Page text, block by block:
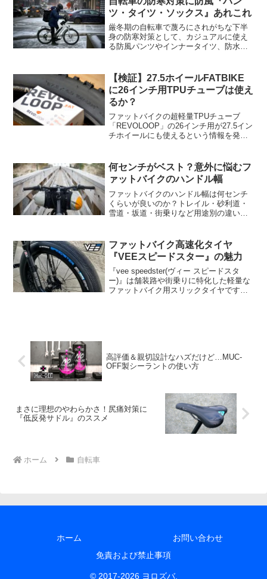
ツ・タイツ・ソックス』あれこれ
厳冬期の自転車で蔑ろにされがちな下半
身の防寒対策として、カジュアルに使え
る防風パンツやインナータイツ、防水性
【検証】27.5ホイールFATBIKE
に26インチ用TPUチューブは使え
るか？
ファットバイクの超軽量TPUチューブ
「REVOLOOP」の26インチ用が27.5イン
チホイールにも使えるという情報を発
うかを確認してみました。
何センチがベスト？意外に悩むフ
ァットバイクのハンドル幅
ファットバイクのハンドル幅は何センチ
くらいが良いのか？トレイル・砂利道・
雪道・坂道・街乗りなど用途別の違いに
ファットバイク高速化タイヤ
『VEEスピードスター』の魅力
『vee speedster(ヴィー スピードスタ
ー)』は舗装路や街乗りに特化した軽量な
ファットバイク用スリックタイヤです。
高評価＆親切設計なハズだけど…MUC-
OFF製シーラントの使い方
まさに理想のやわらかさ！尻痛対策に
『低反発サドル』のススメ
ホーム 自転車
ホーム
お問い合わせ
免責および禁止事項
© 2017-2026 ヨロズバ.